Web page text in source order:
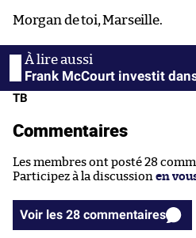
Morgan de toi, Marseille.
Frank McCourt investit
TB
Commentaires
Les membres ont posté 28
Participez à la discussion en
Voir les 28 commentaires